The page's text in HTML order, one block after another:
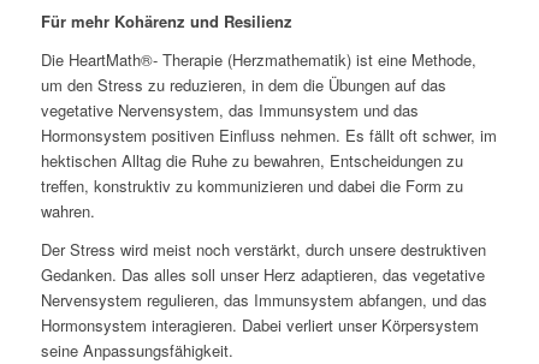
Für mehr Kohärenz und Resilienz
Die HeartMath®- Therapie (Herzmathematik) ist eine Methode,
um den Stress zu reduzieren, in dem die Übungen auf das
vegetative Nervensystem, das Immunsystem und das
Hormonsystem positiven Einfluss nehmen. Es fällt oft schwer, im
hektischen Alltag die Ruhe zu bewahren, Entscheidungen zu
treffen, konstruktiv zu kommunizieren und dabei die Form zu
wahren.
Der Stress wird meist noch verstärkt, durch unsere destruktiven
Gedanken. Das alles soll unser Herz adaptieren, das vegetative
Nervensystem regulieren, das Immunsystem abfangen, und das
Hormonsystem interagieren. Dabei verliert unser Körpersystem
seine Anpassungsfähigkeit.